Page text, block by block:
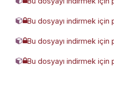
Bu dosyayı indirmek için
974254-WALCK-
Bu dosyayı indirmek için
WALCK-080-
Bu dosyayı indirmek için